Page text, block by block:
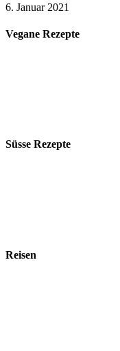
6. Januar 2021
Vegane Rezepte
Süsse Rezepte
Reisen